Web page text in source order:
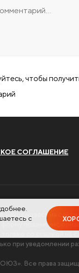
чтобы
СОГЛАШЕНИЕ
находящаяся на сайте
форму подачи
при уведомлении
Все права
с